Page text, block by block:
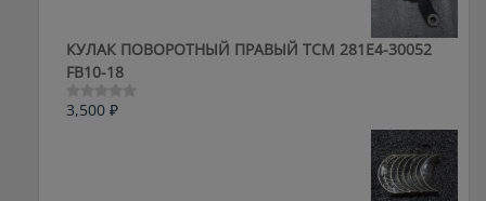
КУЛАК ПОВОРОТНЫЙ ПРАВЫЙ ТСМ 281E4-30052
FB10-18
Оценка
3,500 ₽